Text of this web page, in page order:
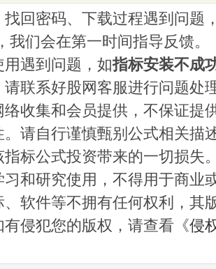
找回密码、下载过程遇到问题
，我们会在第一时间指导反馈。
用遇到问题，如指标安装不成
请联系好股网客服进行问题处
络收集和会员提供，不保证提
。请自行谨慎甄别公式相关描
指标公式投资带来的一切损失
习和研究使用，不得用于商业
、软件等不拥有任何权利，其
侵犯您的版权，请查看《侵